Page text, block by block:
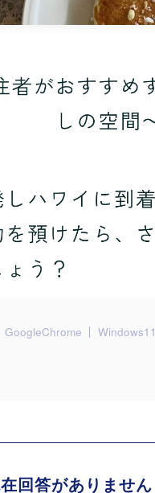
GoogleChrome Windows11
回答がありません